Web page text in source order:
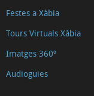
Festes a Xàbia
Tours Virtuals Xàbia
Imatges 360º
Audioguies